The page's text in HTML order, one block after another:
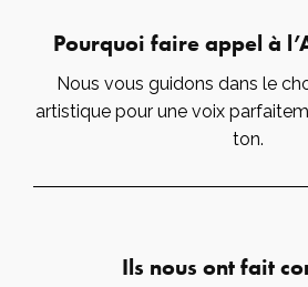
Pourquoi faire appel à
Nous vous guidons dans le
artistique pour une voix
ton.
Ils nous ont fait